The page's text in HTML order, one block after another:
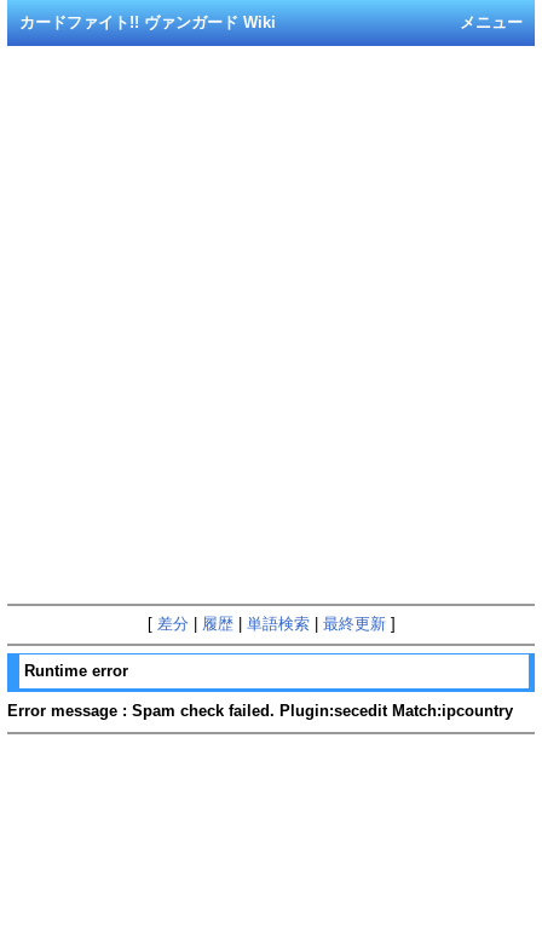
メニュー
カードファイト!! ヴァンガード Wiki
[ 差分 履歴| 単語検索| 最終更新]
Runtime error
Error message : Spam check failed. Plugin:secedit Match:ipcountry